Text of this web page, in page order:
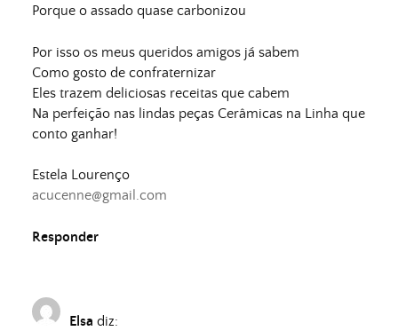
Porque o assado quase carbonizou
Por isso os meus queridos amigos já sabem
Como gosto de confraternizar
Eles trazem deliciosas receitas que cabem
Na perfeição nas lindas peças Cerâmicas na Linha que
conto ganhar!
Estela Lourenço
acucenne@gmail.com
Responder
Elsa diz: